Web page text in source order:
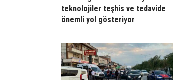
teknolojiler teşhis ve tedavide
önemli yol gösteriyor